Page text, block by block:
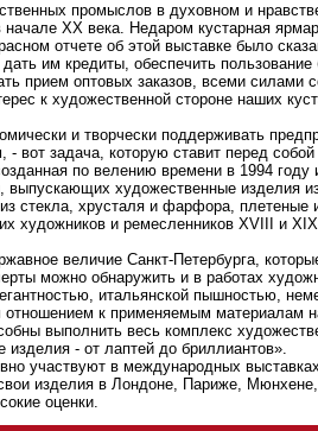
промыслов в духовном и
XX века. Недаром кустарная
отчете об этой выставке было
им кредиты, обеспечить
прием оптовых заказов, всеми
к художественной стороне наших
и творчески поддерживать
- вот задача, которую ставит перед
по велению времени в 1994
выпускающих художественные изделия
стекла, хрусталя и фарфора, плетеные
художников и ремесленников XVIII и
величие Санкт-Петербурга,
можно обнаружить и в работах
итальянской пышностью,
к применяемым материалам
выполнить весь комплекс
- от лаптей до бриллиантов».
участвуют в международных
изделия в Лондоне, Париже,
оценки.